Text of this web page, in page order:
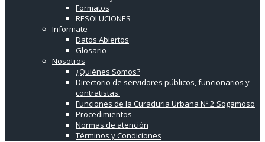
Formatos
RESOLUCIONES
Informate
Datos Abiertos
Glosario
Nosotros
¿Quiénes Somos?
Directorio de servidores públicos, funcionarios y
contratistas.
Funciones de la Curaduria Urbana Nº 2 Sogamoso
Procedimientos
Normas de atención
Términos y Condiciones